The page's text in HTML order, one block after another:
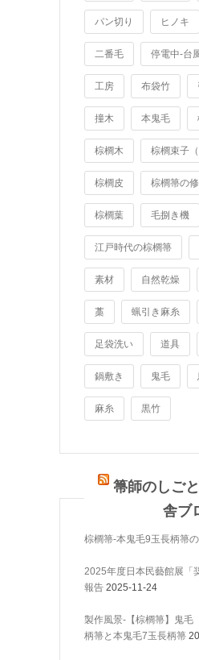
パン切り ヒノキ
二番毛 停電中-台
工房 布袋竹
撞木 本鬼毛
棕櫚木 棕櫚束子（
棕櫚皮 棕櫚箒の
棕櫚葉 毛捌き機
江戸時代の棕櫚箒
素材 自然乾燥
藁 蝋引き麻糸
足袋洗い 道具
鍋敷き 鬼毛
麻糸 黒竹
箒師のしご
舎ブ
棕櫚箒-本鬼毛9玉長柄箒
2025年度日本民藝館展「
報告 2025-11-24
製作風景-【棕櫚箒】鬼毛
柄箒と本鬼毛7玉長柄箒